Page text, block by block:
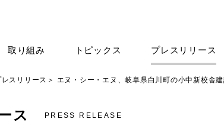
取り組み トピックス プレスリリース
レスリリース エヌ・シー・エヌ、岐阜県白川町の小中新校舎
ス PRESS RELEASE